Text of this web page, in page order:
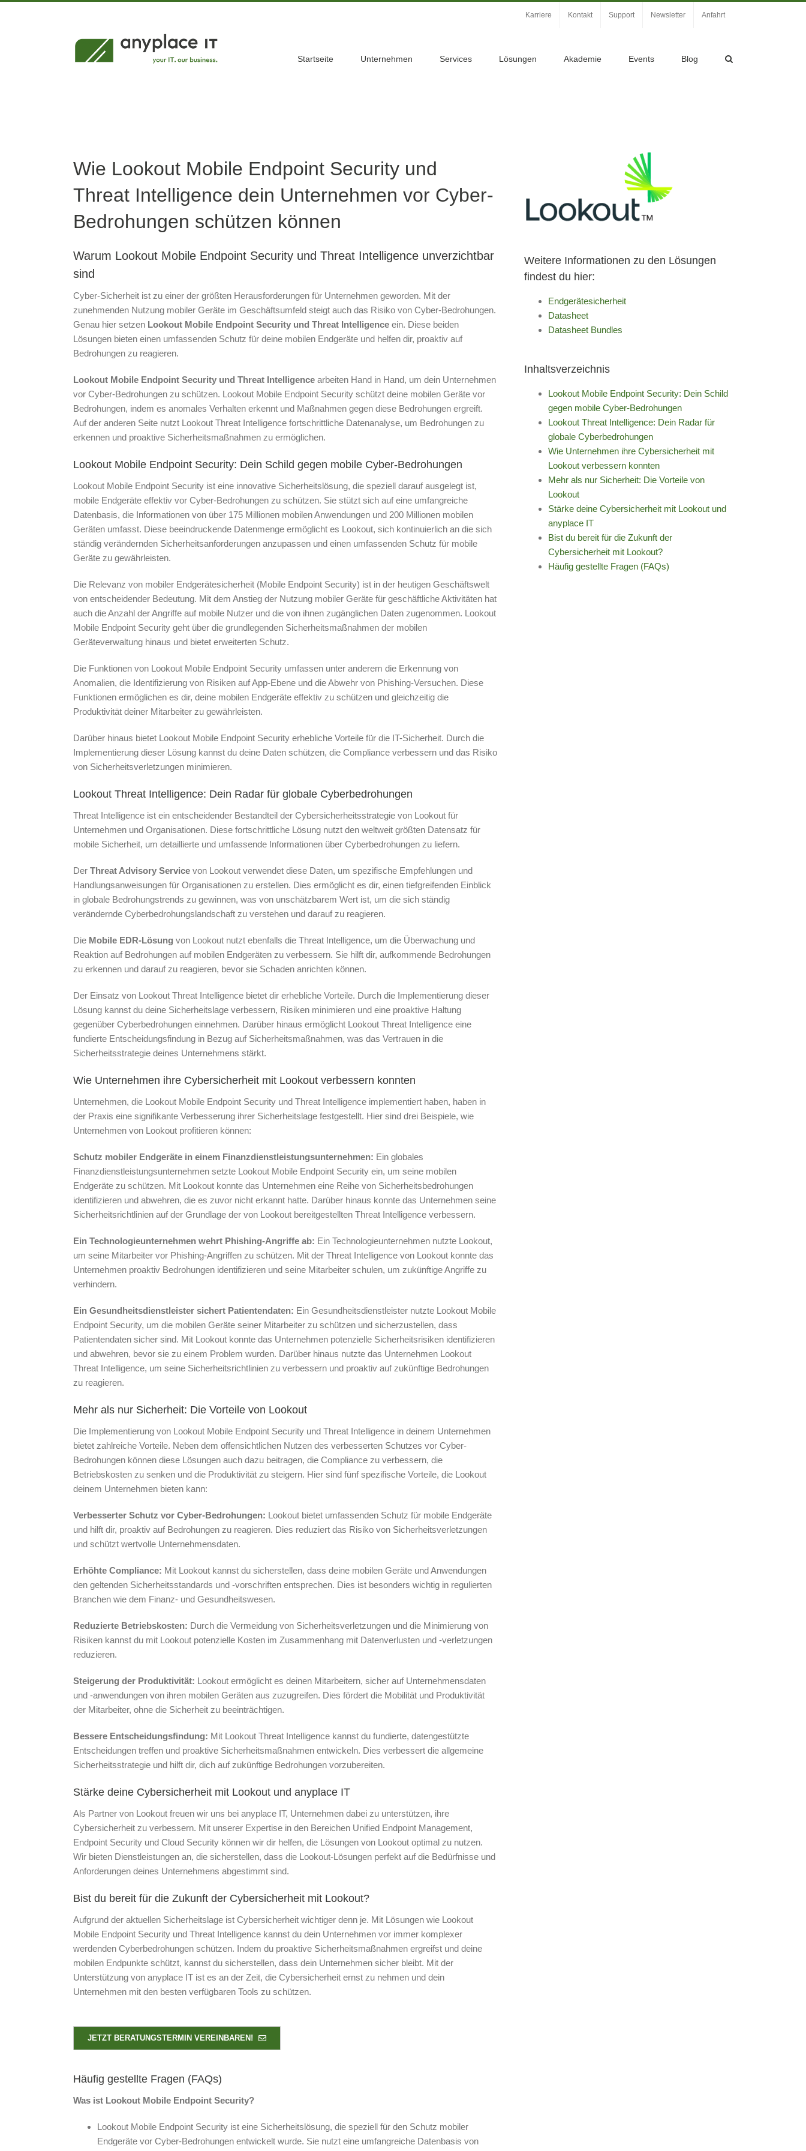
Karriere Kontakt Support Newsletter Anfahrt
Startseite Unternehmen Services Lösungen Akademie Events Blog
Wie Lookout Mobile Endpoint Security und
Threat Intelligence dein Unternehmen vor Cyber-
Bedrohungen schützen können
Warum Lookout Mobile Endpoint Security und Threat Intelligence unverzichtbar
sind
Cyber-Sicherheit ist zu einer der größten Herausforderungen für Unternehmen geworden. Mit der
zunehmenden Nutzung mobiler Geräte im Geschäftsumfeld steigt auch das Risiko von Cyber-Bedrohungen.
Genau hier setzen Lookout Mobile Endpoint Security und Threat Intelligenceein. Diese beiden
Lösungen bieten einen umfassenden Schutz für deine mobilen Endgeräte und helfen dir, proaktiv auf
Bedrohungen zu reagieren.
Lookout Mobile Endpoint Security und Threat Intelligencearbeiten Hand in Hand, um dein Unternehmen
vor Cyber-Bedrohungen zu schützen. Lookout Mobile Endpoint Security schützt deine mobilen Geräte vor
Bedrohungen, indem es anomales Verhalten erkennt und Maßnahmen gegen diese Bedrohungen ergreift.
Auf der anderen Seite nutzt Lookout Threat Intelligence fortschrittliche Datenanalyse, um Bedrohungen zu
erkennen und proaktive Sicherheitsmaßnahmen zu ermöglichen.
Lookout Mobile Endpoint Security: Dein Schild gegen mobile Cyber-Bedrohungen
Lookout Mobile Endpoint Security ist eine innovative Sicherheitslösung, die speziell darauf ausgelegt ist,
mobile Endgeräte effektiv vor Cyber-Bedrohungen zu schützen. Sie stützt sich auf eine umfangreiche
Datenbasis, die Informationen von über 175 Millionen mobilen Anwendungen und 200 Millionen mobilen
Geräten umfasst. Diese beeindruckende Datenmenge ermöglicht es Lookout, sich kontinuierlich an die sich
ständig verändernden Sicherheitsanforderungen anzupassen und einen umfassenden Schutz für mobile
Geräte zu gewährleisten.
Die Relevanz von mobiler Endgerätesicherheit (Mobile Endpoint Security) ist in der heutigen Geschäftswelt
von entscheidender Bedeutung. Mit dem Anstieg der Nutzung mobiler Geräte für geschäftliche Aktivitäten hat
auch die Anzahl der Angriffe auf mobile Nutzer und die von ihnen zugänglichen Daten zugenommen. Lookout
Mobile Endpoint Security geht über die grundlegenden Sicherheitsmaßnahmen der mobilen
Geräteverwaltung hinaus und bietet erweiterten Schutz.
Die Funktionen von Lookout Mobile Endpoint Security umfassen unter anderem die Erkennung von
Anomalien, die Identifizierung von Risiken auf App-Ebene und die Abwehr von Phishing-Versuchen. Diese
Funktionen ermöglichen es dir, deine mobilen Endgeräte effektiv zu schützen und gleichzeitig die
Produktivität deiner Mitarbeiter zu gewährleisten.
Darüber hinaus bietet Lookout Mobile Endpoint Security erhebliche Vorteile für die IT-Sicherheit. Durch die
Implementierung dieser Lösung kannst du deine Daten schützen, die Compliance verbessern und das Risiko
von Sicherheitsverletzungen minimieren.
Lookout Threat Intelligence: Dein Radar für globale Cyberbedrohungen
Threat Intelligence ist ein entscheidender Bestandteil der Cybersicherheitsstrategie von Lookout für
Unternehmen und Organisationen. Diese fortschrittliche Lösung nutzt den weltweit größten Datensatz für
mobile Sicherheit, um detaillierte und umfassende Informationen über Cyberbedrohungen zu liefern.
Der Threat Advisory Servicevon Lookout verwendet diese Daten, um spezifische Empfehlungen und
Handlungsanweisungen für Organisationen zu erstellen. Dies ermöglicht es dir, einen tiefgreifenden Einblick
in globale Bedrohungstrends zu gewinnen, was von unschätzbarem Wert ist, um die sich ständig
verändernde Cyberbedrohungslandschaft zu verstehen und darauf zu reagieren.
Die Mobile EDR-Lösung von Lookout nutzt ebenfalls die Threat Intelligence, um die Überwachung und
Reaktion auf Bedrohungen auf mobilen Endgeräten zu verbessern. Sie hilft dir, aufkommende Bedrohungen
zu erkennen und darauf zu reagieren, bevor sie Schaden anrichten können.
Der Einsatz von Lookout Threat Intelligence bietet dir erhebliche Vorteile. Durch die Implementierung dieser
Lösung kannst du deine Sicherheitslage verbessern, Risiken minimieren und eine proaktive Haltung
gegenüber Cyberbedrohungen einnehmen. Darüber hinaus ermöglicht Lookout Threat Intelligence eine
fundierte Entscheidungsfindung in Bezug auf Sicherheitsmaßnahmen, was das Vertrauen in die
Sicherheitsstrategie deines Unternehmens stärkt.
Wie Unternehmen ihre Cybersicherheit mit Lookout verbessern konnten
Unternehmen, die Lookout Mobile Endpoint Security und Threat Intelligence implementiert haben, haben in
der Praxis eine signifikante Verbesserung ihrer Sicherheitslage festgestellt. Hier sind drei Beispiele, wie
Unternehmen von Lookout profitieren können:
Schutz mobiler Endgeräte in einem Finanzdienstleistungsunternehmen: Ein globales
Finanzdienstleistungsunternehmen setzte Lookout Mobile Endpoint Security ein, um seine mobilen
Endgeräte zu schützen. Mit Lookout konnte das Unternehmen eine Reihe von Sicherheitsbedrohungen
identifizieren und abwehren, die es zuvor nicht erkannt hatte. Darüber hinaus konnte das Unternehmen seine
Sicherheitsrichtlinien auf der Grundlage der von Lookout bereitgestellten Threat Intelligence verbessern.
Ein Technologieunternehmen wehrt Phishing-Angriffe ab: Ein Technologieunternehmen nutzte Lookout,
um seine Mitarbeiter vor Phishing-Angriffen zu schützen. Mit der Threat Intelligence von Lookout konnte das
Unternehmen proaktiv Bedrohungen identifizieren und seine Mitarbeiter schulen, um zukünftige Angriffe zu
verhindern.
Ein Gesundheitsdienstleister sichert Patientendaten: Ein Gesundheitsdienstleister nutzte Lookout Mobile
Endpoint Security, um die mobilen Geräte seiner Mitarbeiter zu schützen und sicherzustellen, dass
Patientendaten sicher sind. Mit Lookout konnte das Unternehmen potenzielle Sicherheitsrisiken identifizieren
und abwehren, bevor sie zu einem Problem wurden. Darüber hinaus nutzte das Unternehmen Lookout
Threat Intelligence, um seine Sicherheitsrichtlinien zu verbessern und proaktiv auf zukünftige Bedrohungen
zu reagieren.
Mehr als nur Sicherheit: Die Vorteile von Lookout
Die Implementierung von Lookout Mobile Endpoint Security und Threat Intelligence in deinem Unternehmen
bietet zahlreiche Vorteile. Neben dem offensichtlichen Nutzen des verbesserten Schutzes vor Cyber-
Bedrohungen können diese Lösungen auch dazu beitragen, die Compliance zu verbessern, die
Betriebskosten zu senken und die Produktivität zu steigern. Hier sind fünf spezifische Vorteile, die Lookout
deinem Unternehmen bieten kann:
Verbesserter Schutz vor Cyber-Bedrohungen: Lookout bietet umfassenden Schutz für mobile Endgeräte
und hilft dir, proaktiv auf Bedrohungen zu reagieren. Dies reduziert das Risiko von Sicherheitsverletzungen
und schützt wertvolle Unternehmensdaten.
Erhöhte Compliance: Mit Lookout kannst du sicherstellen, dass deine mobilen Geräte und Anwendungen
den geltenden Sicherheitsstandards und -vorschriften entsprechen. Dies ist besonders wichtig in regulierten
Branchen wie dem Finanz- und Gesundheitswesen.
Reduzierte Betriebskosten: Durch die Vermeidung von Sicherheitsverletzungen und die Minimierung von
Risiken kannst du mit Lookout potenzielle Kosten im Zusammenhang mit Datenverlusten und -verletzungen
reduzieren.
Steigerung der Produktivität: Lookout ermöglicht es deinen Mitarbeitern, sicher auf Unternehmensdaten
und -anwendungen von ihren mobilen Geräten aus zuzugreifen. Dies fördert die Mobilität und Produktivität
der Mitarbeiter, ohne die Sicherheit zu beeinträchtigen.
Bessere Entscheidungsfindung: Mit Lookout Threat Intelligence kannst du fundierte, datengestützte
Entscheidungen treffen und proaktive Sicherheitsmaßnahmen entwickeln. Dies verbessert die allgemeine
Sicherheitsstrategie und hilft dir, dich auf zukünftige Bedrohungen vorzubereiten.
Stärke deine Cybersicherheit mit Lookout und anyplace IT
Als Partner von Lookout freuen wir uns bei anyplace IT, Unternehmen dabei zu unterstützen, ihre
Cybersicherheit zu verbessern. Mit unserer Expertise in den Bereichen Unified Endpoint Management,
Endpoint Security und Cloud Security können wir dir helfen, die Lösungen von Lookout optimal zu nutzen.
Wir bieten Dienstleistungen an, die sicherstellen, dass die Lookout-Lösungen perfekt auf die Bedürfnisse und
Anforderungen deines Unternehmens abgestimmt sind.
Bist du bereit für die Zukunft der Cybersicherheit mit Lookout?
Aufgrund der aktuellen Sicherheitslage ist Cybersicherheit wichtiger denn je. Mit Lösungen wie Lookout
Mobile Endpoint Security und Threat Intelligence kannst du dein Unternehmen vor immer komplexer
werdenden Cyberbedrohungen schützen. Indem du proaktive Sicherheitsmaßnahmen ergreifst und deine
mobilen Endpunkte schützt, kannst du sicherstellen, dass dein Unternehmen sicher bleibt. Mit der
Unterstützung von anyplace IT ist es an der Zeit, die Cybersicherheit ernst zu nehmen und dein
Unternehmen mit den besten verfügbaren Tools zu schützen.
JETZT BERATUNGSTERMIN VEREINBAREN!
Häufig gestellte Fragen (FAQs)
Was ist Lookout Mobile Endpoint Security?
Lookout Mobile Endpoint Security ist eine Sicherheitslösung, die speziell für den Schutz mobiler
Endgeräte vor Cyber-Bedrohungen entwickelt wurde. Sie nutzt eine umfangreiche Datenbasis von
Weitere Informationen zu den Lösungen
findest du hier:
Endgerätesicherheit
Datasheet
Datasheet Bundles
Inhaltsverzeichnis
Lookout Mobile Endpoint Security: Dein Schild
gegen mobile Cyber-Bedrohungen
Lookout Threat Intelligence: Dein Radar für
globale Cyberbedrohungen
Wie Unternehmen ihre Cybersicherheit mit
Lookout verbessern konnten
Mehr als nur Sicherheit: Die Vorteile von
Lookout
Stärke deine Cybersicherheit mit Lookout und
anyplace IT
Bist du bereit für die Zukunft der
Cybersicherheit mit Lookout?
Häufig gestellte Fragen (FAQs)